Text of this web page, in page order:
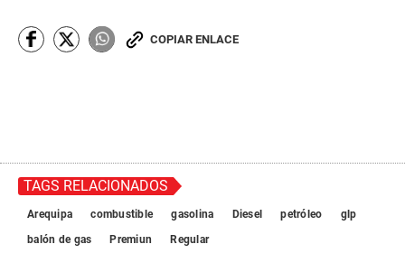
COPIAR ENLACE
TAGS RELACIONADOS
Arequipa combustible gasolina Diesel petróleo
glp
balón de gas
Premiun Regular